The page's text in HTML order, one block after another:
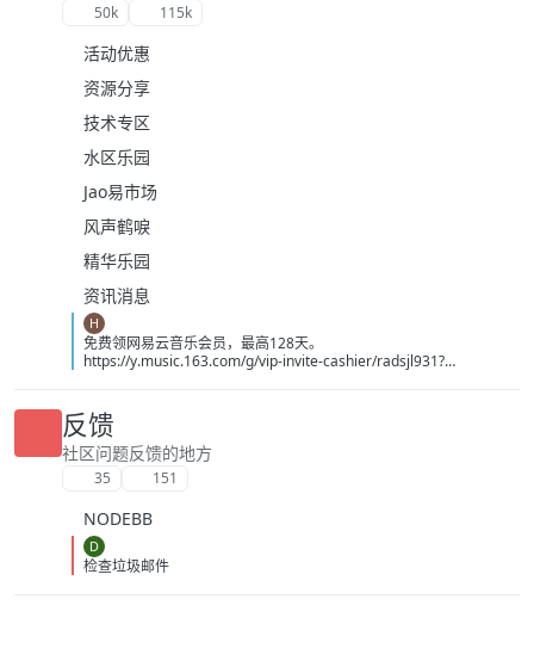
50k 115k
活动优惠
资源分享
技术专区
水区乐园
Jao易市场
风声鹤唳
精华乐园
资讯消息
H
免费领网易云音乐会员，最高128天。
https://y.music.163.com/g/vip-invite-cashier/radsjl931?
86&dlt=0846
反馈
社区问题反馈的地方
35 151
NODEBB
D
检查垃圾邮件